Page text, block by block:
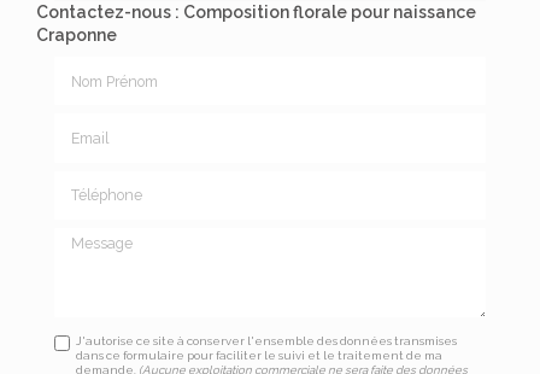
Contactez-nous : Composition florale pour naissance
Craponne
Message
J'autorise ce site à conserver l'ensemble des données transmises
dans ce formulaire pour faciliter le suivi et le traitement de ma
demande. (Aucune exploitation commerciale ne sera faite des données